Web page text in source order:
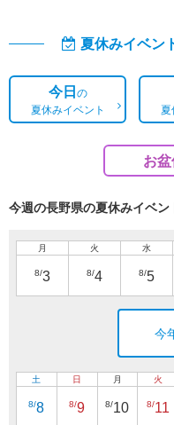
夏休みイベン
今日の
夏休みイベント
夏
お
今週の長野県の夏休みイベン
月
8/3
火
8/4
水
8/5
今
土
8/8
日
8/9
月
8/10
火
8/11